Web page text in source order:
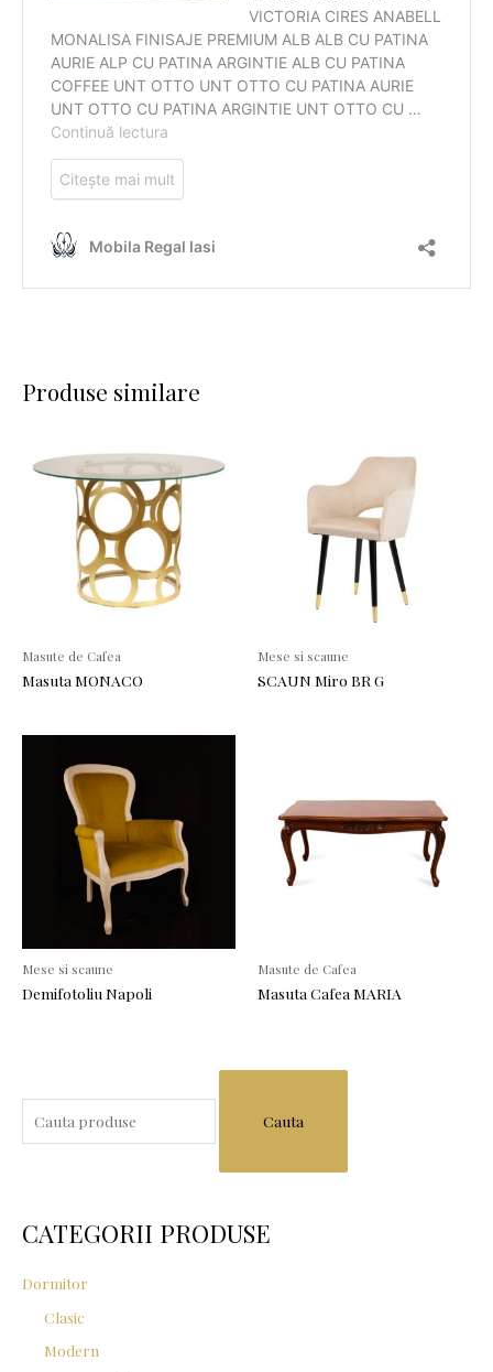
Produse similare
Masute de Cafea
Masuta MONACO
Mese si scaune
SCAUN Miro BR G
Mese si scaune
Demifotoliu Napoli
Masute de Cafea
Masuta Cafea MARIA
a
h
o
CATEGORII PRODUSE
Dormitor
Clasic
Modern